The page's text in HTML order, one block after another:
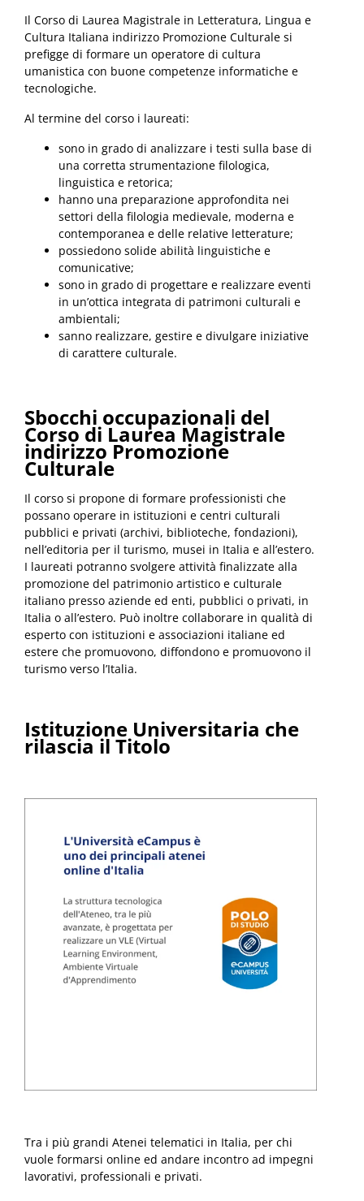
Il Corso di Laurea Magistrale in Letteratura, Lingua e
Cultura Italiana indirizzo Promozione Culturale si
prefigge di formare un operatore di cultura
umanistica con buone competenze informatiche e
tecnologiche.
Al termine del corso i laureati:
sono in grado di analizzare i testi sulla base di
una corretta strumentazione filologica,
linguistica e retorica;
hanno una preparazione approfondita nei
settori della filologia medievale, moderna e
contemporanea e delle relative letterature;
possiedono solide abilità linguistiche e
comunicative;
sono in grado di progettare e realizzare eventi
in un’ottica integrata di patrimoni culturali e
ambientali;
sanno realizzare, gestire e divulgare iniziative
di carattere culturale.
Sbocchi occupazionali del
Corso di Laurea Magistrale
indirizzo Promozione
Culturale
Il corso si propone di formare professionisti che
possano operare in istituzioni e centri culturali
pubblici e privati ​​(archivi, biblioteche, fondazioni),
nell’editoria per il turismo, musei in Italia e all’estero.
I laureati potranno svolgere attività finalizzate alla
promozione del patrimonio artistico e culturale
italiano presso aziende ed enti, pubblici o privati, in
Italia o all’estero. Può inoltre collaborare in qualità di
esperto con istituzioni e associazioni italiane ed
estere che promuovono, diffondono e promuovono il
turismo verso l’Italia.
Istituzione Universitaria che
rilascia il Titolo
Tra i più grandi Atenei telematici in Italia, per chi
vuole formarsi online ed andare incontro ad impegni
lavorativi, professionali e privati.